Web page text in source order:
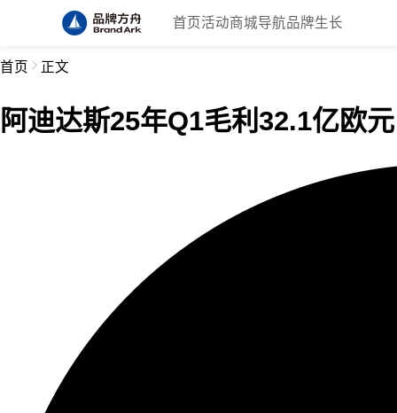
首页 活动商城导航品牌生长
首页 正文
阿迪达斯25年Q1毛利32.1亿欧